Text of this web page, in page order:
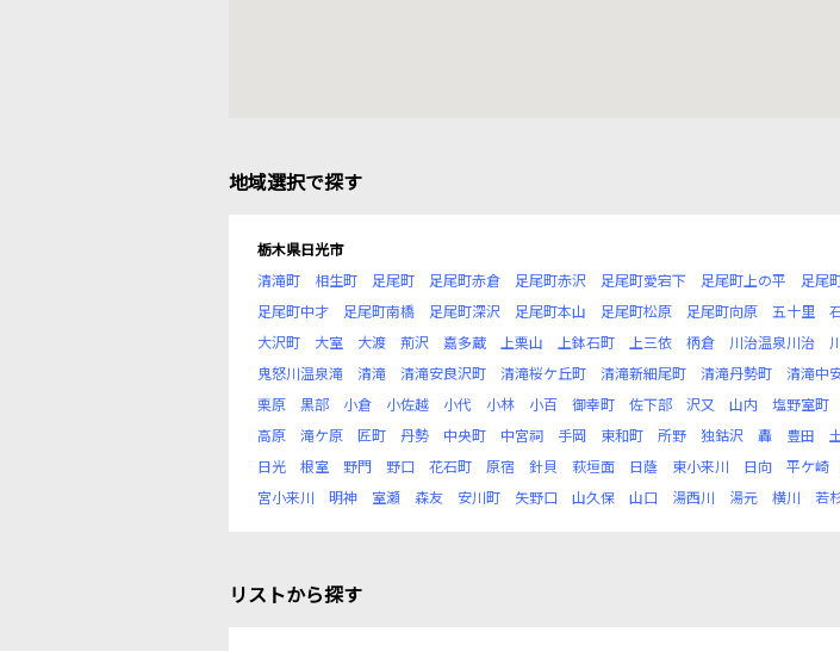
地域選択で探す
栃木県日光市
清滝町
相生町 足尾町 足尾町赤倉 足尾町赤沢 足尾町愛宕下 足尾町上の平 足尾
足尾町中才
足尾町南橋 足尾町深沢 足尾町本山 足尾町松原 足尾町向原 五十里
大沢町
大室 大渡 荊沢 嘉多蔵 上栗山 上鉢石町 上三依 柄倉 川治温泉川治
鬼怒川温泉滝
清滝 清滝安良沢町 清滝桜ケ丘町 清滝新細尾町 清滝丹勢町 清滝中
栗原
黒部 小倉 小佐越 小代 小林 小百 御幸町 佐下部 沢又 山内 塩野室町
高原
滝ケ原 匠町 丹勢 中央町 中宮祠 手岡 東和町 所野 独鈷沢 轟 豊田
日光
根室 野門 野口 花石町 原宿 針貝 萩垣面 日蔭 東小来川 日向 平ケ崎
宮小来川
明神 室瀬 森友 安川町 矢野口 山久保 山口 湯西川 湯元 横川 若
リストから探す